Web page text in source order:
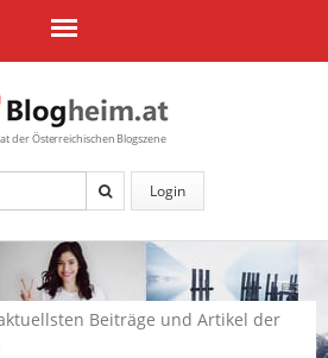
der Österreichischen Blogszene
Login
Beiträge und Artikel der